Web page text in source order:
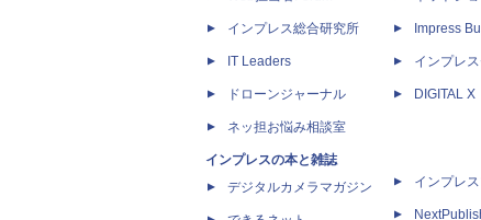
インプレス総合研究所
IT Leaders
ドローンジャーナル
ネッ担お悩み相談室
インプレスの本と雑誌
デジタルカメラマガジン
Impress
インプレ
DIGITAL X
インプレ